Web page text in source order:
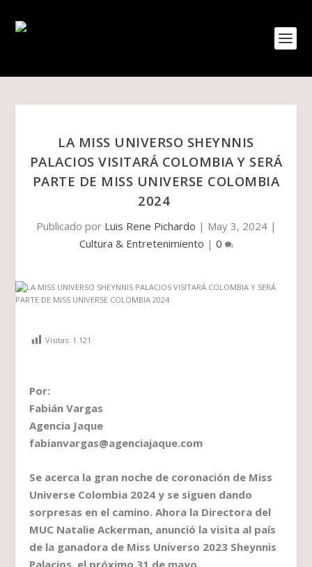
LA MISS UNIVERSO SHEYNNIS
PALACIOS VISITARÁ COLOMBIA Y SERÁ
PARTE DE MISS UNIVERSE COLOMBIA
2024
Publicado por Luis Rene Pichardo | May 3, 2024|
Cultura & Entretenimiento | 0
Visitas: 1.121
Por:
Fabián Vargas
Agencia Jaque
fabianvargas@agenciajaque.com
Se acerca la gran noche de coronación de Miss
Universe Colombia 2024 y se siguen dando
sorpresas en el camino. Ahora la Directora del
MUC Natalie Ackerman, anunció la visita al país
de la ganadora de Miss Universo 2023 Sheynnis